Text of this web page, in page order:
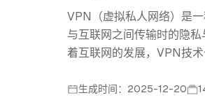
VPN（虚拟私人网络）是
与互联网之间传输时的隐
着互联网的发展，VPN技
生成时间：2025-12-20